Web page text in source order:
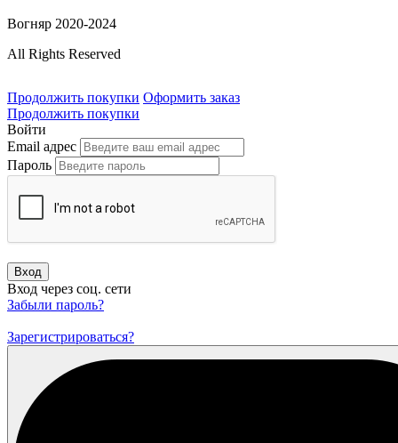
Вогняр 2020-2024
All Rights Reserved
Продолжить покупки Оформить заказ
Продолжить покупки
Войти
Email адрес
Пароль
Вход
Вход через соц. сети
Забыли пароль?
Зарегистрироваться?